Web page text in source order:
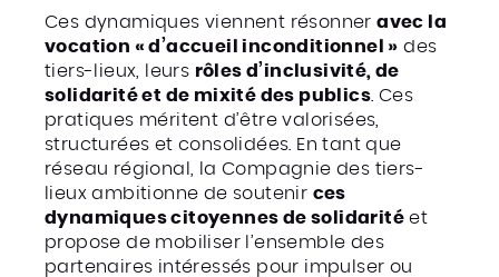
Ces dynamiques viennent résonneravec la
vocation « d’accueil inconditionnel » des
tiers-lieux, leurs rôles d’inclusivité, de
solidarité et de mixité des publics . Ces
pratiques méritent d’être valorisées,
structurées et consolidées. En tant que
réseau régional, la Compagnie des tiers-
lieux ambitionne de soutenir ces
dynamiques citoyennes de solidarité et
propose de mobiliser l’ensemble des
partenaires intéressés pour impulser ou